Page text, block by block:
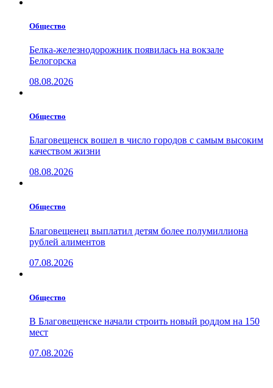
Общество
Белка-железнодорожник появилась на вокзале
Белогорска
08.08.2026
Общество
Благовещенск вошел в число городов с самым высоким
качеством жизни
08.08.2026
Общество
Благовещенец выплатил детям более полумиллиона
рублей алиментов
07.08.2026
Общество
В Благовещенске начали строить новый роддом на 150
мест
07.08.2026